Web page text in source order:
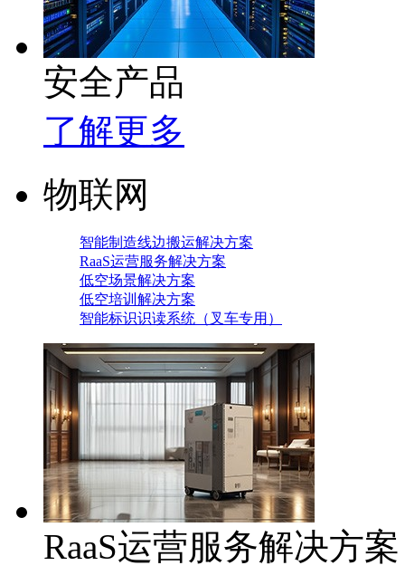
安全产品
了解更多
物联网
智能制造线边搬运解决方案
RaaS运营服务解决方案
低空场景解决方案
低空培训解决方案
智能标识识读系统（叉车专用）
RaaS运营服务解决方案